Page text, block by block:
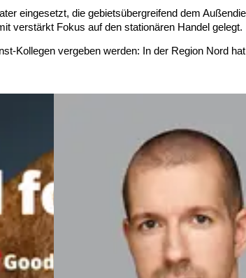
eingesetzt, die gebietsübergreifend dem
verstärkt Fokus auf den stationären Handel gelegt.
Kollegen vergeben werden: In der Region Nord